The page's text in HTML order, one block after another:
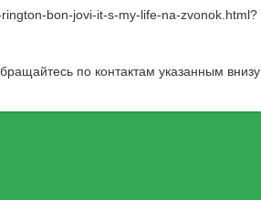
bon-jovi-it-s-my-life-na-zvonok.html?
по контактам указанным внизу